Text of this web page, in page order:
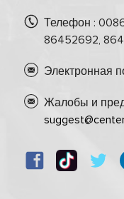
Телефон :
86452692,
Электронная
Жалобы и